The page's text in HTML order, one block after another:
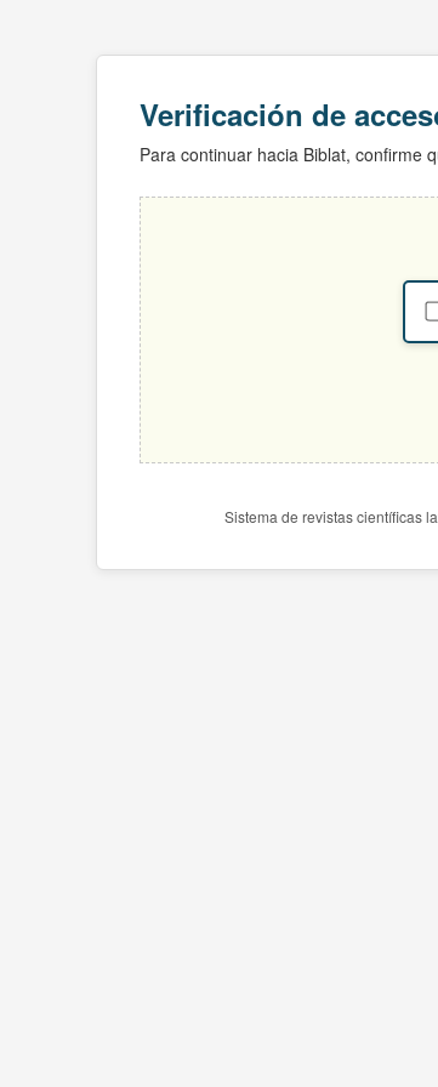
Verificación de
Para continuar hacia Biblat, confirme
Sistema de revistas científicas